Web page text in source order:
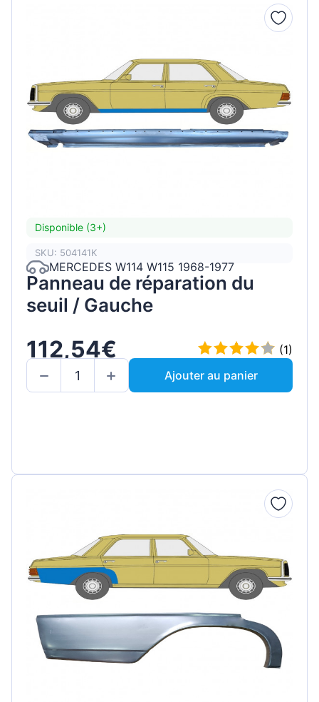
Disponible (3+)
SKU: 504141K
MERCEDES W114 W115 1968-1977
Panneau de réparation du
seuil / Gauche
112,54€
(1)
Ajouter au panier